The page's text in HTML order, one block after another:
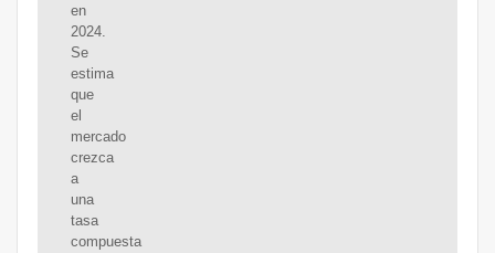
en
2024.
Se
estima
que
el
mercado
crezca
a
una
tasa
compuesta